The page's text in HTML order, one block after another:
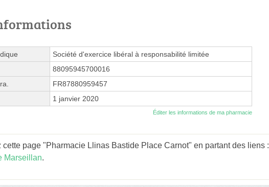
Société d'exercice libéral à responsabilité limitée
88095945700016
FR87880959457
1 janvier 2020
Éditer les informations de ma pharmacie
cette page "Pharmacie Llinas Bastide Place Carnot" en partant des liens :
Marseillan.